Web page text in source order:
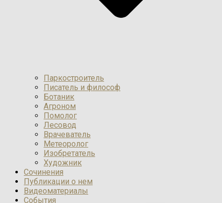
Паркостроитель
Писатель и философ
Ботаник
Агроном
Помолог
Лесовод
Врачеватель
Метеоролог
Изобретатель
Художник
Сочинения
Публикации о нем
Видеоматериалы
События